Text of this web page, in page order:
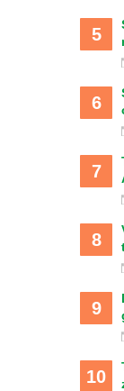
5
6
7
8
9
10